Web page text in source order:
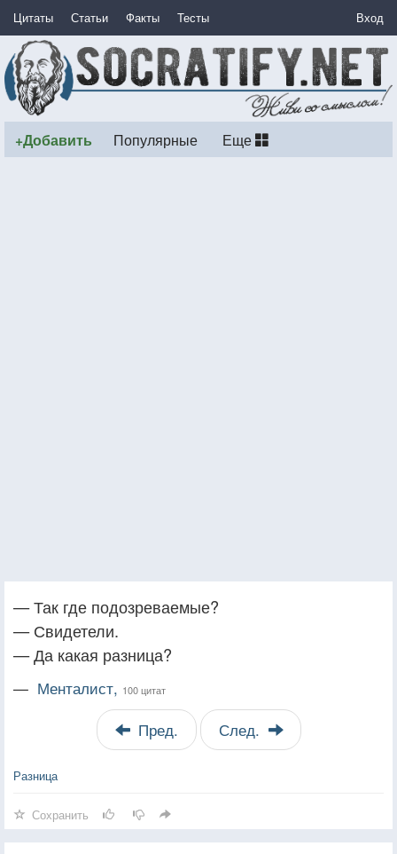
Цитаты Статьи Факты Тесты Вход
+Добавить Популярные Еще
— Так где подозреваемые?
— Свидетели.
— Да какая разница?
— Менталист, 100 цитат
Пред. След.
Разница
Сохранить